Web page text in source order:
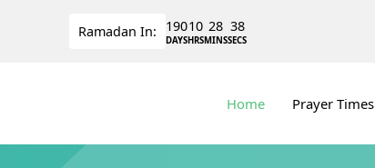
Ramadan In: 190
DAYS
10
HRS
28
MINS
37
SECS
Home Prayer Times